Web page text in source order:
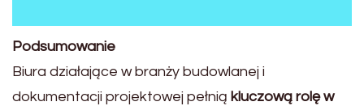
Podsumowanie
Biura działające w branży budowlanej i
dokumentacji projektowej pełnią kluczową rolę w